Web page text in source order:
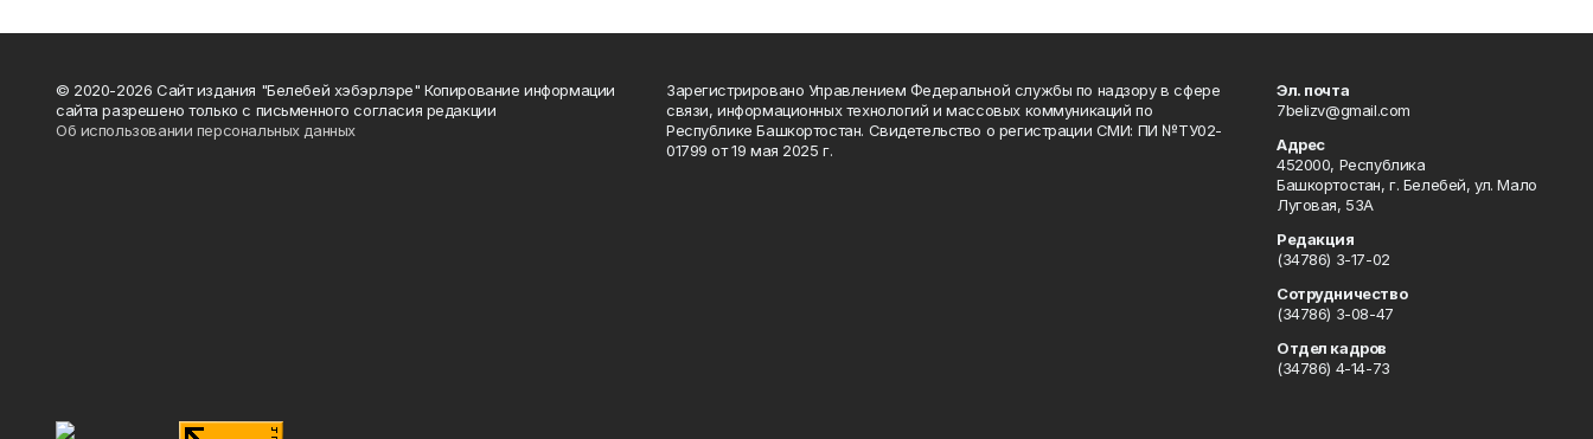
© 2020-2026 Сайт издания "Белебей хэбэрлэре" Копирование информации
сайта разрешено только с письменного согласия редакции
Об использовании персональных данных
Зарегистрировано Управлением Федеральной службы по надзору в сфере
связи, информационных технологий и массовых коммуникаций по
Республике Башкортостан. Свидетельство о регистрации СМИ: ПИ №ТУ02-
01799 от 19 мая 2025 г.
Эл. почта
7belizv@gmail.com
Адрес
452000, Республика
Башкортостан, г. Белебей, ул. Мало
Луговая, 53А
Редакция
(34786) 3-17-02
Сотрудничество
(34786) 3-08-47
Отдел кадров
(34786) 4-14-73